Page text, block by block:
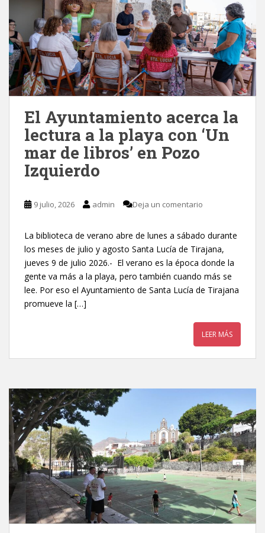
El Ayuntamiento acerca la
lectura a la playa con ‘Un
mar de libros’ en Pozo
Izquierdo
9 julio, 2026 admin Deja un comentario
La biblioteca de verano abre de lunes a sábado durante
los meses de julio y agosto Santa Lucía de Tirajana,
jueves 9 de julio 2026.- El verano es la época donde la
gente va más a la playa, pero también cuando más se
lee. Por eso el Ayuntamiento de Santa Lucía de Tirajana
promueve la […]
LEER MÁS